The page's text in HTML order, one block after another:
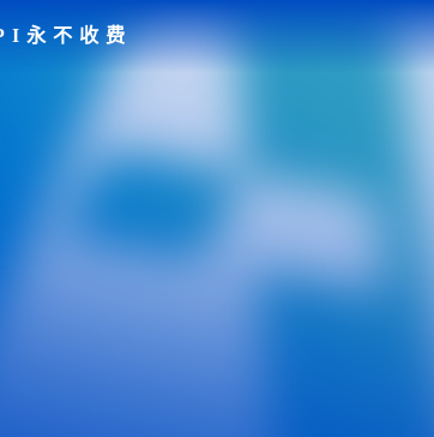
永不收费